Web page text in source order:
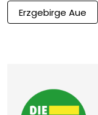
Erzgebirge Aue